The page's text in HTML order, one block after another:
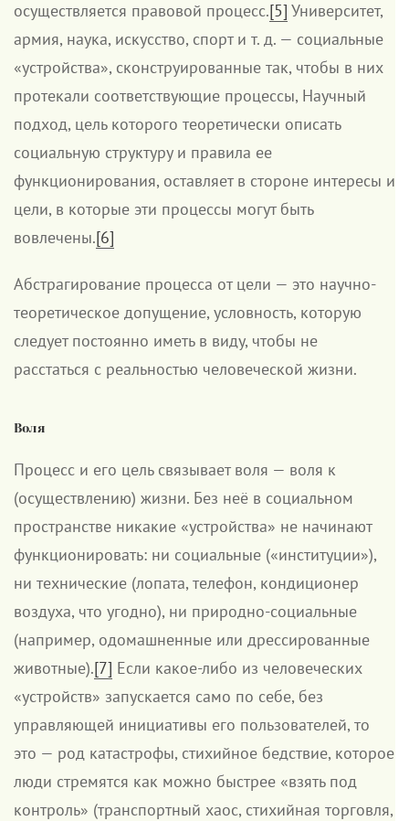
осуществляется правовой процесс.[5] Университет,
армия, наука, искусство, спорт и т. д. — социальные
«устройства», сконструированные так, чтобы в них
протекали соответствующие процессы, Научный
подход, цель которого теоретически описать
социальную структуру и правила ее
функционирования, оставляет в стороне интересы и
цели, в которые эти процессы могут быть
вовлечены.[6]
Абстрагирование процесса от цели — это научно-
теоретическое допущение, условность, которую
следует постоянно иметь в виду, чтобы не
расстаться с реальностью человеческой жизни.
Воля
Процесс и его цель связывает воля — воля к
(осуществлению) жизни. Без неё в социальном
пространстве никакие «устройства» не начинают
функционировать: ни социальные («институции»),
ни технические (лопата, телефон, кондиционер
воздуха, что угодно), ни природно-социальные
(например, одомашненные или дрессированные
животные).[7] Если какое-либо из человеческих
«устройств» запускается само по себе, без
управляющей инициативы его пользователей, то
это — род катастрофы, стихийное бедствие, которое
люди стремятся как можно быстрее «взять под
контроль» (транспортный хаос, стихийная торговля,